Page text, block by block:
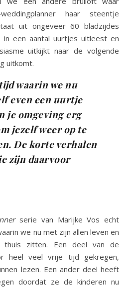
haar steentje
uit ongeveer 60 bladzijdes
in een aantal uurtjes uitleest en
uitkijkt naar de volgende
uitkomt.
waarin we nu
even een uurtje
je omgeving erg
jezelf weer op te
De korte verhalen
zijn daarvoor
serie van Marijke Vos echt
we nu met zijn allen leven en
thuis zitten. Een deel van de
heel veel vrije tijd gekregen,
lezen. Een ander deel heeft
doordat ze de kinderen nu